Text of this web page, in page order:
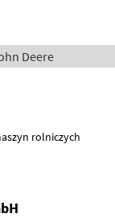
Deere